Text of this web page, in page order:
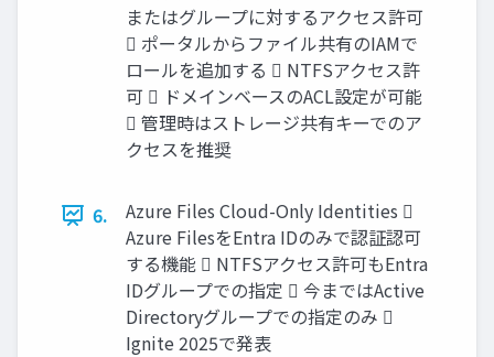
またはグループに対するアクセス許可
 ポータルからファイル共有のIAMで
ロールを追加する  NTFSアクセス許
可  ドメインベースのACL設定が可能
 管理時はストレージ共有キーでのア
クセスを推奨
6.
Azure Files Cloud-Only Identities 
Azure FilesをEntra IDのみで認証認可
する機能  NTFSアクセス許可もEntra
IDグループでの指定  今まではActive
Directoryグループでの指定のみ 
Ignite 2025で発表